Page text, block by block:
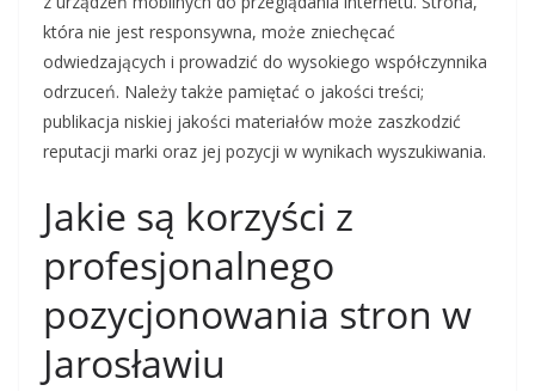
która nie jest responsywna, może zniechęcać
odwiedzających i prowadzić do wysokiego współczynnika
odrzuceń. Należy także pamiętać o jakości treści;
publikacja niskiej jakości materiałów może zaszkodzić
reputacji marki oraz jej pozycji w wynikach wyszukiwania.
Jakie są korzyści z
profesjonalnego
pozycjonowania stron w
Jarosławiu